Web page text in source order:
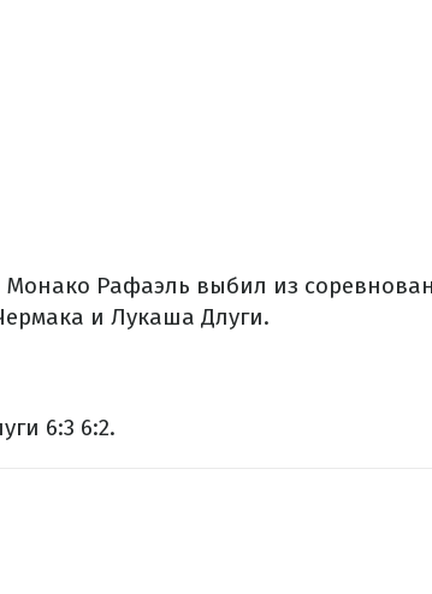
Рафаэль выбил из
и Лукаша Длуги.
6:3 6:2.